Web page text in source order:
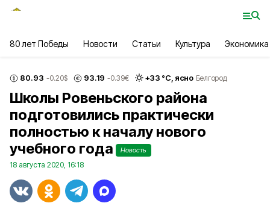
80 лет Победы Новости Статьи Культура Экономика
80.93 -0.20$ 93.19 -0.39€ +33 °С, ясно Белгород
Школы Ровеньского района
подготовились практически
полностью к началу нового
учебного года
Новость
18 августа 2020, 16:18